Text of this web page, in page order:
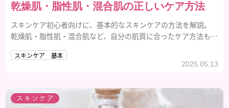
乾燥肌・脂性肌・混合肌の正しいケア方法
スキンケア初心者向けに、基本的なスキンケアの方法を解説。
乾燥肌・脂性肌・混合肌など、自分の肌質に合ったケア方法も紹
スキンケア 基本
2025.05.13
スキンケア